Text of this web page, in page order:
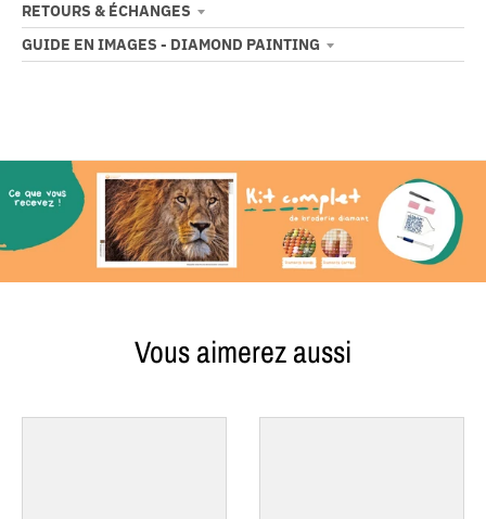
RETOURS & ÉCHANGES
GUIDE EN IMAGES - DIAMOND PAINTING
Vous aimerez aussi